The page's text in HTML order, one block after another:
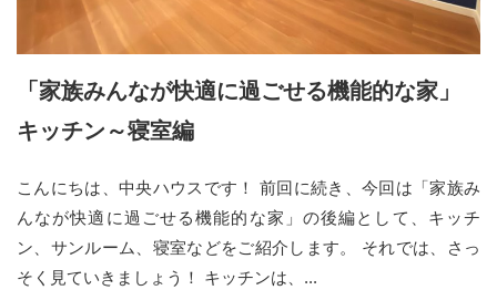
「家族みんなが快適に過ごせる機能的な家」
キッチン～寝室編
こんにちは、中央ハウスです！ 前回に続き、今回は「家族み
んなが快適に過ごせる機能的な家」の後編として、キッチ
ン、サンルーム、寝室などをご紹介します。 それでは、さっ
そく見ていきましょう！ キッチンは、...